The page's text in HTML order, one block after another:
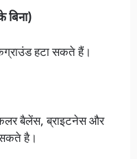
बिना)
हटा सकते हैं।
बैलेंस, ब्राइटनेस और
है।